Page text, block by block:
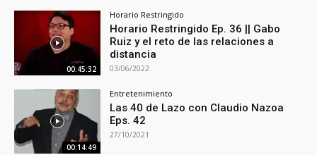
00:45:32
Horario Restringido
Horario Restringido Ep. 36 || Gabo
Ruiz y el reto de las relaciones a
distancia
03/06/2022
00:14:49
Entretenimiento
Las 40 de Lazo con Claudio Nazoa
Eps. 42
27/10/2021